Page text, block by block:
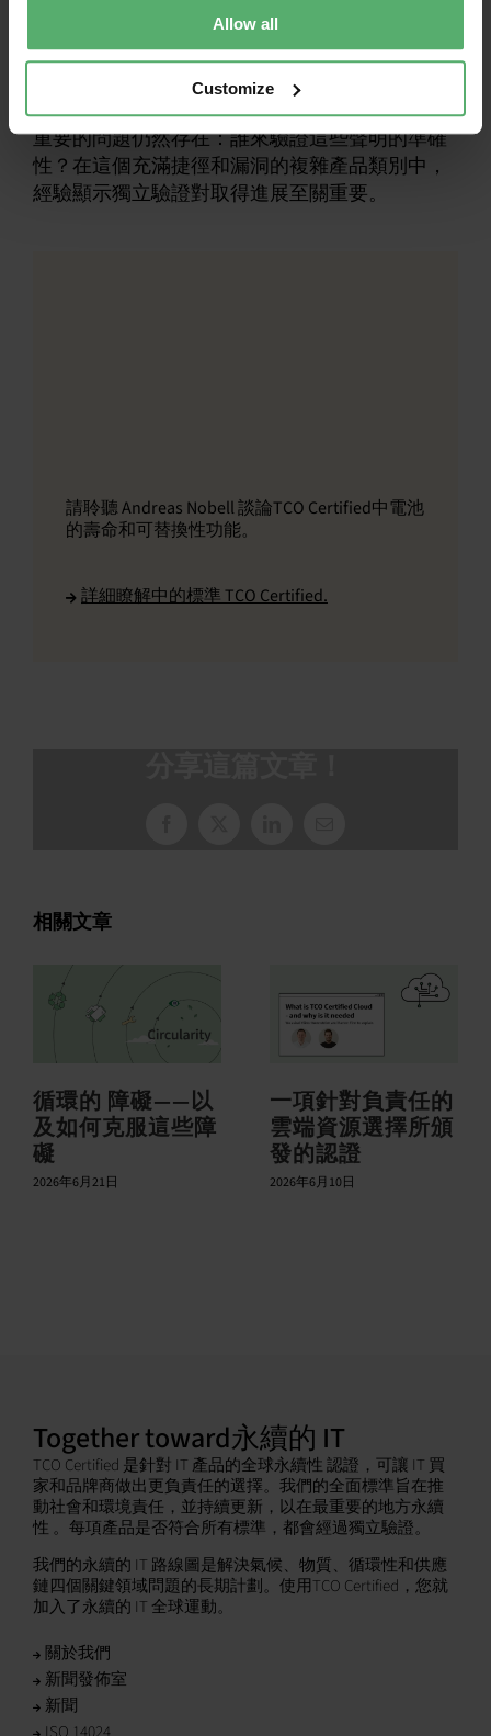
Allow all
Customize
來選擇產品。然而，雄心勃勃的標準只有在驗證
合規性的系統下才有意義。實際上，獨立驗證是
確保透明度和準確性的唯一方法，可讓採購者 做
出真正明智的選擇，以支持永續性。
重要的問題仍然存在：誰來驗證這些聲明的準確
性？在這個充滿捷徑和漏洞的複雜產品類別中，
經驗顯示獨立驗證對取得進展至關重要。
請聆聽 Andreas Nobell 談論TCO Certified中電池
的壽命和可替換性功能。
詳細瞭解中的標準 TCO Certified.
相關文章
循環的 障礙——以
及如何克服這些障
礙
2026年6月21日
一項針對負責任的
雲端資源選擇所頒
發的認證
2026年6月10日
Together toward永續的 IT
TCO Certified 是針對 IT 產品的全球永續性 認證，可讓 IT 買
家和品牌商做出更負責任的選擇。我們的全面標準旨在推
動社會和環境責任，並持續更新，以在最重要的地方永續
性 。每項產品是否符合所有標準，都會經過獨立驗證。
我們的永續的 IT 路線圖是解決氣候、物質、循環性和供應
鏈四個關鍵領域問題的長期計劃。使用TCO Certified，您就
加入了永續的 IT 全球運動。
關於我們
新聞發佈室
新聞